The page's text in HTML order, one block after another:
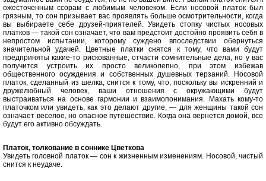
ожесточенным ссорам с любимым человеком. Если носовой платок был
грязным, то сон призывает вас проявлять больше осмотрительности, когда
вы выбираете себе друзей-приятелей. Увидеть стопку чистых носовых
платков — такой сон означает, что вам предстоит достойно проявить себя в
непростом испытании, которому суждено впоследствии обернуться
значительной удачей. Цветные платки снятся к тому, что вами будут
предприняты какие-то рискованные, отчасти сомнительные дела, но у вас
получится устроить их просто великолепно, при этом избежав
общественного осуждения и собственных душевных терзаний. Носовой
платок, сделанный из шелка, снится к тому, что, поскольку вы искренний и
дружелюбный человек, ваши отношения с окружающими будут
выстраиваться на основе гармонии и взаимопонимания. Махать кому-то
платочком или увидеть, как это делают другие, — для женщины такой сон
означает веселое, но опасное путешествие. Когда она вернется домой, все
будут его активно обсуждать.
Платок, толкование в соннике Цветкова
Увидеть головной платок — сон к жизненным изменениям. Носовой, чистый
снится к неудаче.